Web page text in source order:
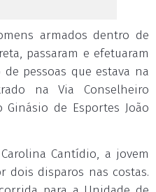
armados dentro de
passaram e efetuaram
pessoas que estava na
na Via Conselheiro
de Esportes João
Cantídio, a jovem
disparos nas costas.